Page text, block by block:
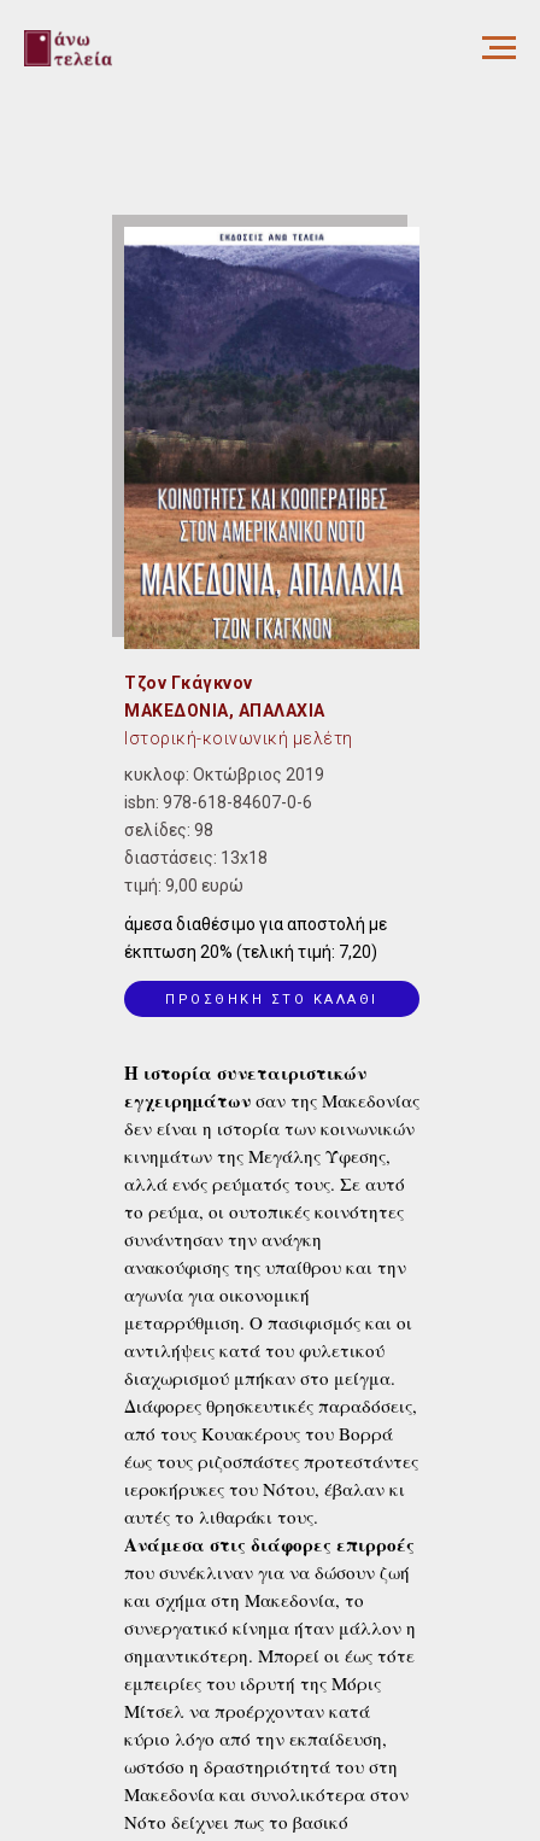
κυκλοφ: Οκτώβριος 2019
isbn: 978-618-84607-0-6
σελίδες: 98
διαστάσεις: 13x18
τιμή: 9,00 ευρώ
Η ιστορία συνεταιριστικών
εγχειρημάτων σαν της Μακεδονίας
δεν είναι η ιστορία των κοινωνικών
κινημάτων της Μεγάλης Ύφεσης,
αλλά ενός ρεύματός τους. Σε αυτό
το ρεύμα, οι ουτοπικές κοινότητες
συνάντησαν την ανάγκη
ανακούφισης της υπαίθρου και την
αγωνία για οικονομική
μεταρρύθμιση. Ο πασιφισμός και οι
αντιλήψεις κατά του φυλετικού
διαχωρισμού μπήκαν στο μείγμα.
Διάφορες θρησκευτικές παραδόσεις,
από τους Κουακέρους του Βορρά
έως τους ριζοσπάστες προτεστάντες
ιεροκήρυκες του Νότου, έβαλαν κι
αυτές το λιθαράκι τους.
Ανάμεσα στις διάφορες επιρροές
που συνέκλιναν για να δώσουν ζωή
και σχήμα στη Μακεδονία, το
συνεργατικό κίνημα ήταν μάλλον η
σημαντικότερη. Μπορεί οι έως τότε
εμπειρίες του ιδρυτή της Μόρις
Μίτσελ να προέρχονταν κατά
κύριο λόγο από την εκπαίδευση,
ωστόσο η δραστηριότητά του στη
Μακεδονία και συνολικότερα στον
Νότο δείχνει πως το βασικό
ΠΡΟΣΘΗΚΗ ΣΤΟ ΚΑΛΑΘΙ
Τζον Γκάγκνον
ΜΑΚΕΔΟΝΙΑ, ΑΠΑΛΑΧΙΑ
Ιστορική-κοινωνική μελέτη
άμεσα διαθέσιμο για αποστολή με
έκπτωση 20% (τελική τιμή: 7,20)